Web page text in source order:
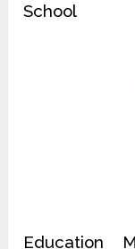
School
Education